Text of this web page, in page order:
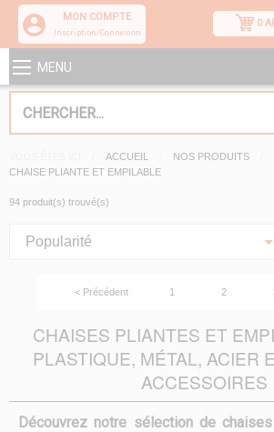
MON COMPTE
Inscription/Connexion
0
MENU
ACCUEIL
NOS PRODUITS
CHAISE PLIANTE ET EMPILABLE
94 produit(s) trouvé(s)
Popularité
< Précédent 1 2
CHAISES PLIANTES ET
PLASTIQUE, MÉTAL, ACIER
ACCESSOIRES
Découvrez notre sélection de